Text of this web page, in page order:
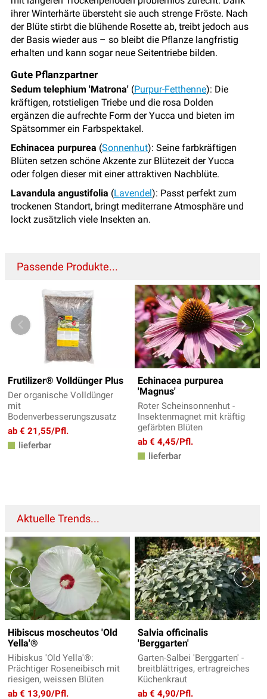
ihrer Winterhärte übersteht sie auch strenge Fröste. Nach
der Blüte stirbt die blühende Rosette ab, treibt jedoch aus
der Basis wieder aus – so bleibt die Pflanze langfristig
erhalten und kann sogar neue Seitentriebe bilden.
Gute Pflanzpartner
Sedum telephium 'Matrona' (Purpur-Fetthenne): Die
kräftigen, rotstieligen Triebe und die rosa Dolden
ergänzen die aufrechte Form der Yucca und bieten im
Spätsommer ein Farbspektakel.
Echinacea purpurea (Sonnenhut): Seine farbkräftigen
Blüten setzen schöne Akzente zur Blütezeit der Yucca
oder folgen dieser mit einer attraktiven Nachblüte.
Lavandula angustifolia (Lavendel ): Passt perfekt zum
trockenen Standort, bringt mediterrane Atmosphäre und
lockt zusätzlich viele Insekten an.
Passende Produkte...
Frutilizer® Volldünger Plus
Der organische Volldünger
mit
Bodenverbesserungszusatz
ab € 21,55/Pfl.
lieferbar
Echinacea purpurea
'Magnus'
Roter Scheinsonnenhut -
Insektenmagnet mit kräftig
gefärbten Blüten
ab € 4,45/Pfl.
lieferbar
Aktuelle Trends...
Hibiscus moscheutos 'Old
Yella'®
Hibiskus 'Old Yella'®:
Prächtiger Roseneibisch mit
riesigen, weissen Blüten
ab € 13,90/Pfl.
Salvia officinalis
'Berggarten'
Garten-Salbei 'Berggarten' -
breitblättriges, ertragreiches
Küchenkraut
ab € 4,90/Pfl.